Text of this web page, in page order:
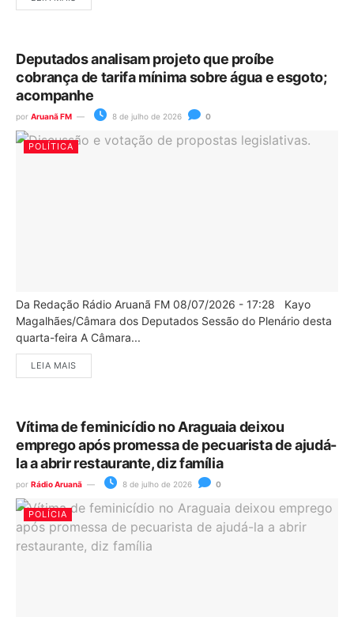
Deputados analisam projeto que proíbe
cobrança de tarifa mínima sobre água e esgoto;
acompanhe
por Aruanã FM 8 de julho de 2026 0
POLÍTICA
Da Redação Rádio Aruanã FM 08/07/2026 - 17:28 Kayo
Magalhães/Câmara dos Deputados Sessão do Plenário desta
quarta-feira A Câmara...
LEIA MAIS
Vítima de feminicídio no Araguaia deixou
emprego após promessa de pecuarista de ajudá-
la a abrir restaurante, diz família
por Rádio Aruanã 8 de julho de 2026 0
POLÍCIA